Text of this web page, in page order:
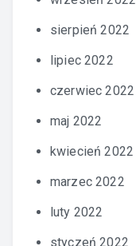
sierpień 2022
lipiec 2022
czerwiec 2022
maj 2022
kwiecień 2022
marzec 2022
luty 2022
styczeń 2022